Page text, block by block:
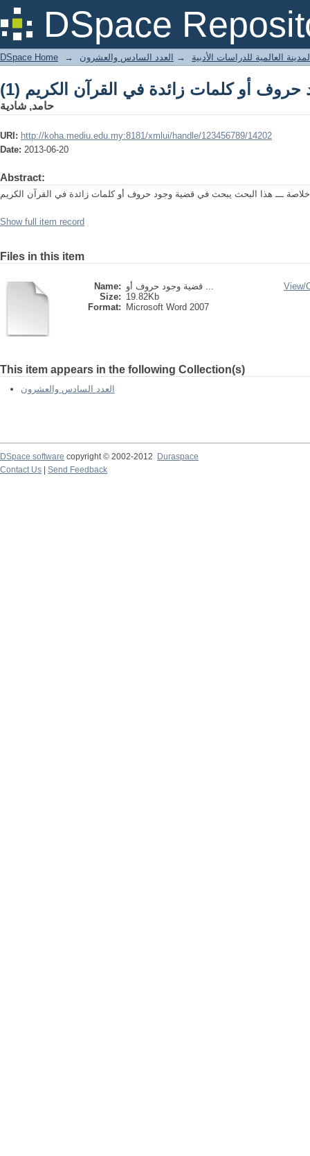
DSpace
أو كلمات زائدة في القرآن الكريم (1)
DSpace Home → العالمية للدراسات الأدبية → العدد السادس والعشرون
أو كلمات زائدة في القرآن الكريم (1)
حامد, شادية
URI: http://koha.mediu.edu.my:8181/xmlui/handle/123456789/14202
Date: 2013-06-20
Abstract:
خلاصة ـــ هذا البحث يبحث في قضية وجود حروف أو كلمات زائدة في القرآن الكريم
Show full item record
Files in this item
Name:
قضية وجود حروف أو ...
Size: 19.82Kb
Format:
Microsoft Word 2007
View/
This item appears in the following Collection(s)
العدد السادس والعشرون
DSpace software copyright © 2002-2012
Duraspace
Contact Us
Send Feedback